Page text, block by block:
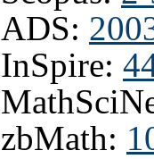
ADS:
InSpire:
zbMath: